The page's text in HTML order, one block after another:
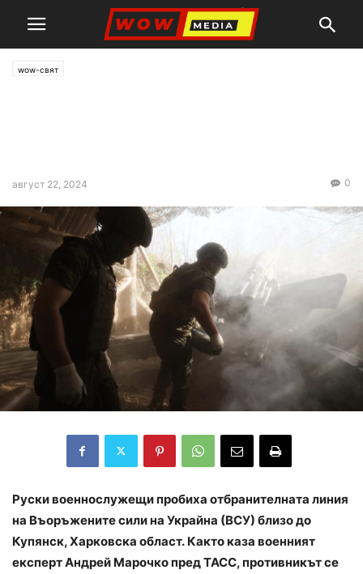
wow-свят
август 22, 2024 0
Руски военнослужещи пробиха отбранителната линия
на Въоръжените сили на Украйна (ВСУ) близо до
Купянск, Харковска област. Както каза военният
експерт Андрей Марочко пред ТАСС, противникът се